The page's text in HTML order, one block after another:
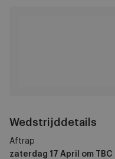
Wedstrijddetails
Aftrap
zaterdag 17 April
om TBC